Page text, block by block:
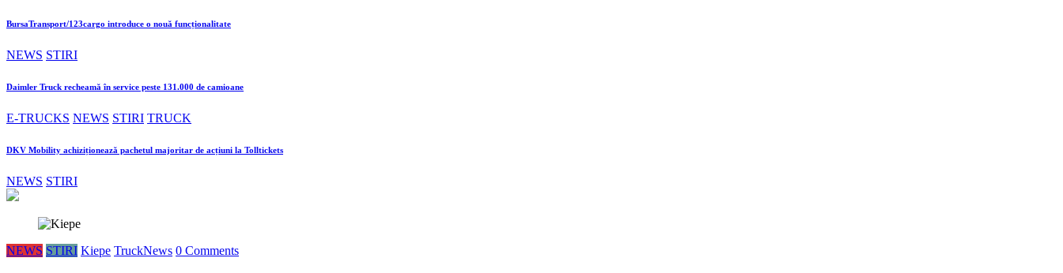
BursaTransport/123cargo introduce o nouă funcționalitate
NEWS STIRI
Daimler Truck recheamă în service peste 131.000 de camioane
E-TRUCKS NEWS STIRI TRUCK
DKV Mobility achiziționează pachetul majoritar de acțiuni la Tolltickets
NEWS STIRI
NEWS STIRI Kiepe TruckNews 0 Comments